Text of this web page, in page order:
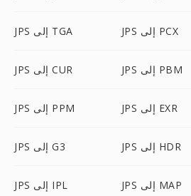
JPS إلى TGA JPS إلى PCX
JPS إلى CUR JPS إلى PBM
JPS إلى PPM JPS إلى EXR
JPS إلى G3 JPS إلى HDR
JPS إلى IPL JPS إلى MAP